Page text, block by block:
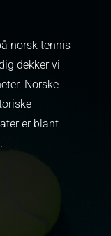
norsk tennis
dekker vi
Norske
er blant